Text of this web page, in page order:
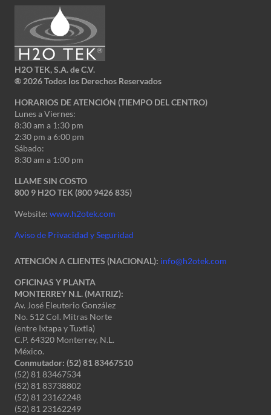
H2O TEK, S.A. de C.V.
® 2026 Todos los Derechos Reservados
HORARIOS DE ATENCIÓN (TIEMPO DEL CENTRO)
Lunes a Viernes:
8:30 am a 1:30 pm
2:30 pm a 6:00 pm
Sábado:
8:30 am a 1:00 pm
LLAME SIN COSTO
800 9 H2O TEK (800 9426 835)
Website: www.h2otek.com
Aviso de Privacidad y Seguridad
ATENCIÓN A CLIENTES (NACIONAL): info@h2otek.com
OFICINAS Y PLANTA
MONTERREY N.L. (MATRIZ):
Av. José Eleuterio González
No. 512 Col. Mitras Norte
(entre Ixtapa y Tuxtla)
C.P. 64320 Monterrey, N.L.
México.
Conmutador: (52) 81 83467510
(52) 81 83467534
(52) 81 83738802
(52) 81 23162248
(52) 81 23162249